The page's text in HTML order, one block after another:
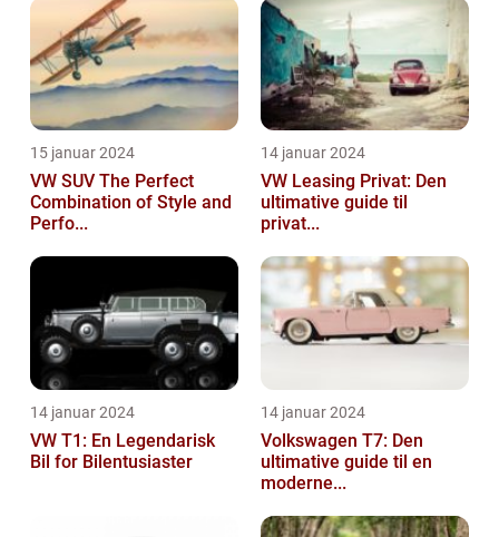
15 januar 2024
VW SUV The Perfect
Combination of Style and
Perfo...
14 januar 2024
VW Leasing Privat: Den
ultimative guide til
privat...
14 januar 2024
VW T1: En Legendarisk
Bil for Bilentusiaster
14 januar 2024
Volkswagen T7: Den
ultimative guide til en
moderne...